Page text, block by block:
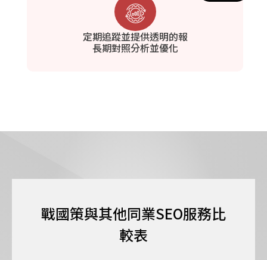
定期追蹤並提供透明的報
長期對照分析並優化
戰國策與其他同業SEO服務比
較表